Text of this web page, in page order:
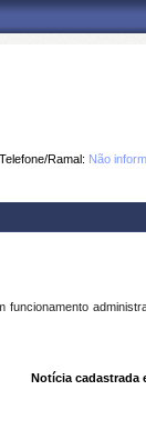
Telefone/Ramal: Não
funcionamento
Notícia cadastrada